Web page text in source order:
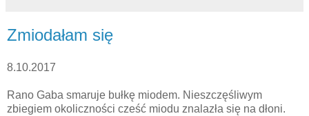
Zmiodałam się
8.10.2017
Rano Gaba smaruje bułkę miodem. Nieszczęśliwym
zbiegiem okoliczności cześć miodu znalazła się na dłoni.